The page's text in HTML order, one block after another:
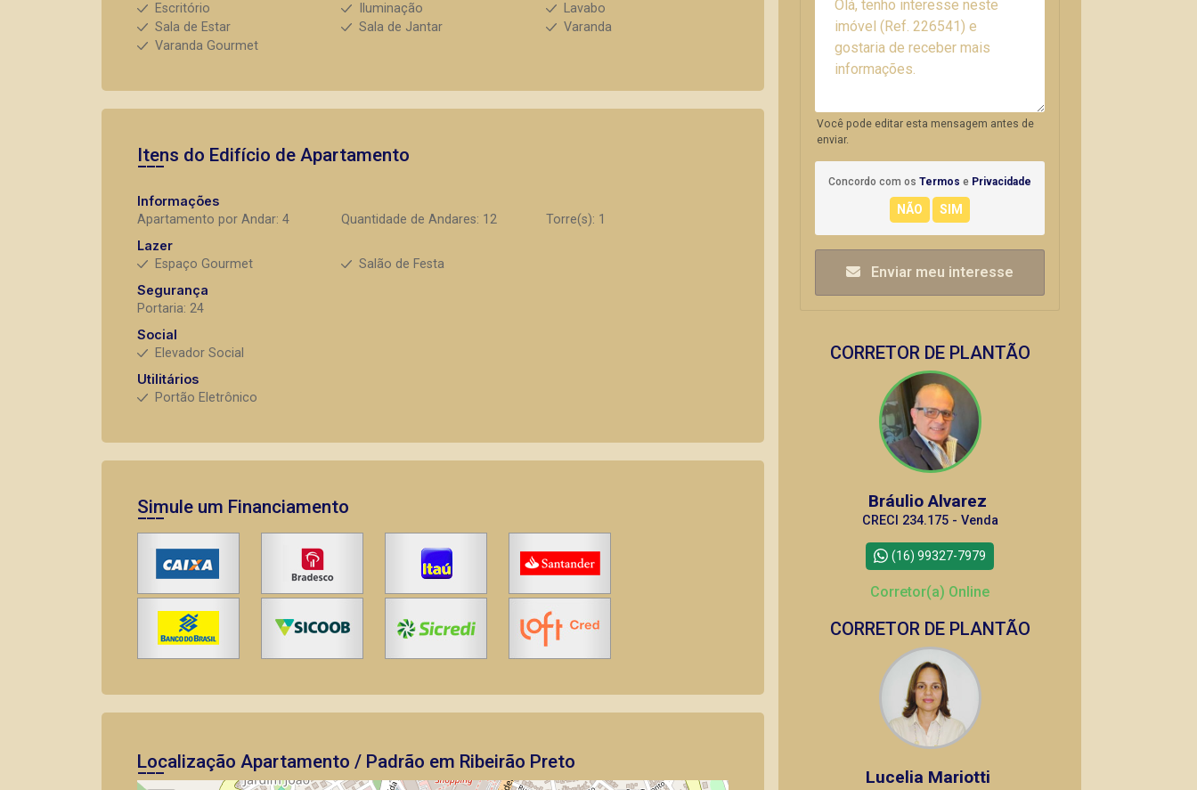
Escritório
Iluminação
Lavabo
Sala de Estar
Sala de Jantar
Varanda
Varanda Gourmet
Itens do Edifício de Apartamento
Informações
Apartamento por Andar: 4
Quantidade de Andares: 12
Torre(s): 1
Lazer
Espaço Gourmet
Salão de Festa
Segurança
Portaria: 24
Social
Elevador Social
Utilitários
Portão Eletrônico
Simule um Financiamento
Localização Apartamento / Padrão em Ribeirão Preto
Você pode editar esta mensagem antes de
enviar.
Concordo com os Termos e Privacidade
Enviar meu interesse
CORRETOR DE PLANTÃO
Bráulio Alvarez
CRECI 234.175 - Venda
(16) 99327-7979
Corretor(a) Online
CORRETOR DE PLANTÃO
Lucelia Mariotti